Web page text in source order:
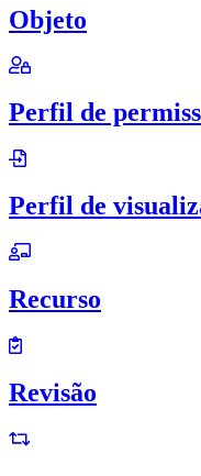
Objeto
Perfil de
Perfil de
Recurso
Revisão